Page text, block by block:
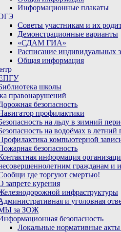
Информационные плакаты
Советы участникам и их
Демонстрационные варианты
«СДАМ ГИА»
Расписание
Общая информация
школы
правонарушений
безопасность
профилактики
на льду в зимний
на водоёмах в летний
компьютерной
безопасность
информация
гражданам и
где торгуют смертью!
запрете курения
инфраструктуры
и уголовная
за ЗОЖ
безопасность
Локальные нормативные